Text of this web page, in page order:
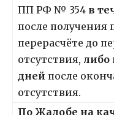
ПП РФ № 354 в
после получения
перерасчёте до
отсутствия, либо
дней после
отсутствия.
По Жалобе на